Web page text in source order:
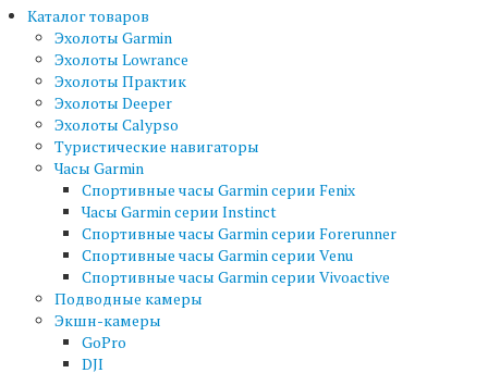
Каталог товаров
Эхолоты Garmin
Эхолоты Lowrance
Эхолоты Практик
Эхолоты Deeper
Эхолоты Calypso
Туристические навигаторы
Часы Garmin
Спортивные часы Garmin серии Fenix
Часы Garmin серии Instinct
Спортивные часы Garmin серии Forerunner
Спортивные часы Garmin серии Venu
Спортивные часы Garmin серии Vivoactive
Подводные камеры
Экшн-камеры
GoPro
DJI